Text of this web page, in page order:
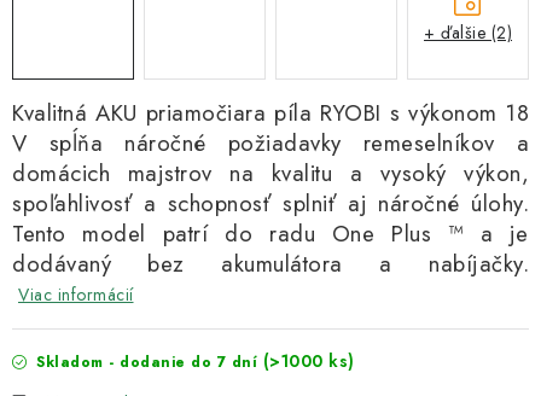
Kvalitná AKU priamočiara píla RYOBI s výkonom 18
V spĺňa náročné požiadavky remeselníkov a
domácich majstrov na kvalitu a vysoký výkon,
spoľahlivosť a schopnosť splniť aj náročné úlohy.
Tento model patrí do radu One Plus ™ a je
dodávaný bez akumulátora a nabíjačky.
Viac informácií
Skladom - dodanie do 7 dní (>1000 ks)
+ ďalšie (2)